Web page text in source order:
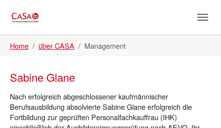
Home über CASA Management
Sabine Glane
Nach erfolgreich abgeschlossener kaufmännischer
Berufsausbildung absolvierte Sabine Glane erfolgreich die
Fortbildung zur geprüften Personalfachkauffrau (IHK)